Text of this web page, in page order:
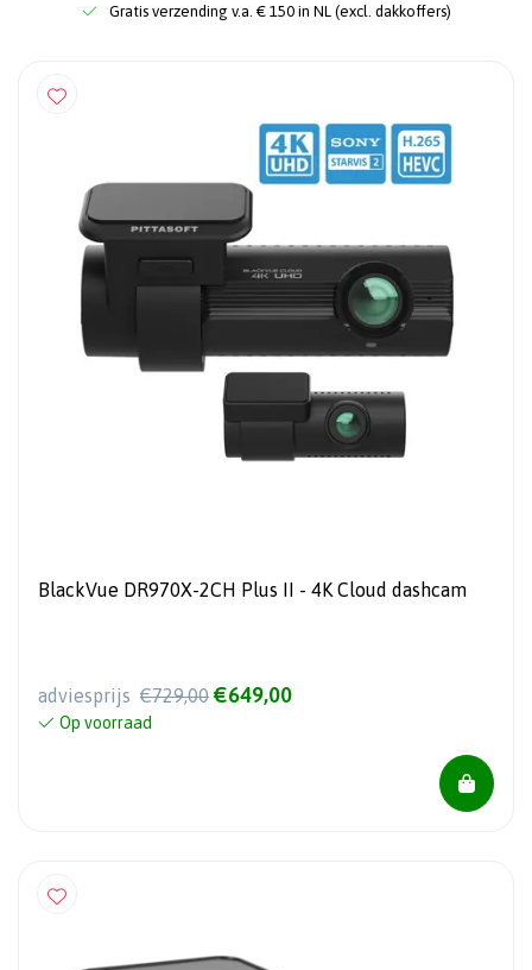
Gratis verzending v.a. € 150 in NL (excl. dakkoffers)
BlackVue DR970X-2CH Plus II - 4K Cloud dashcam
adviesprijs €729,00 €649,00
Op voorraad